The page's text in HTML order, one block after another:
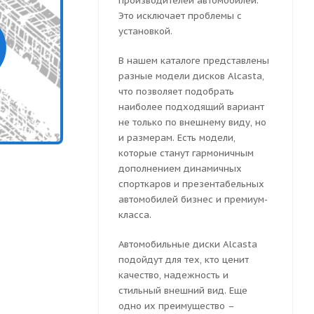
Это исключает проблемы с
установкой.
В нашем каталоге представлены
разные модели дисков Alcasta,
что позволяет подобрать
наиболее подходящий вариант
не только по внешнему виду, но
и размерам. Есть модели,
которые станут гармоничным
дополнением динамичных
спорткаров и презентабельных
автомобилей бизнес и премиум-
класса.
Автомобильные диски Alcasta
подойдут для тех, кто ценит
качество, надежность и
стильный внешний вид. Еще
одно их преимущество –